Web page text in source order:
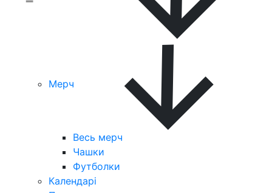
Мерч
Весь мерч
Чашки
Футболки
Календарі